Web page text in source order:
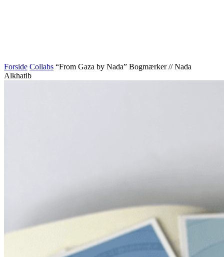
Forside Collabs “From Gaza by Nada” Bogmærker // Nada
Alkhatib